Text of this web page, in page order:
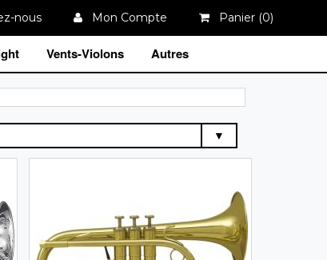
nous Mon Compte Panier (0)
Vents-Violons Autres